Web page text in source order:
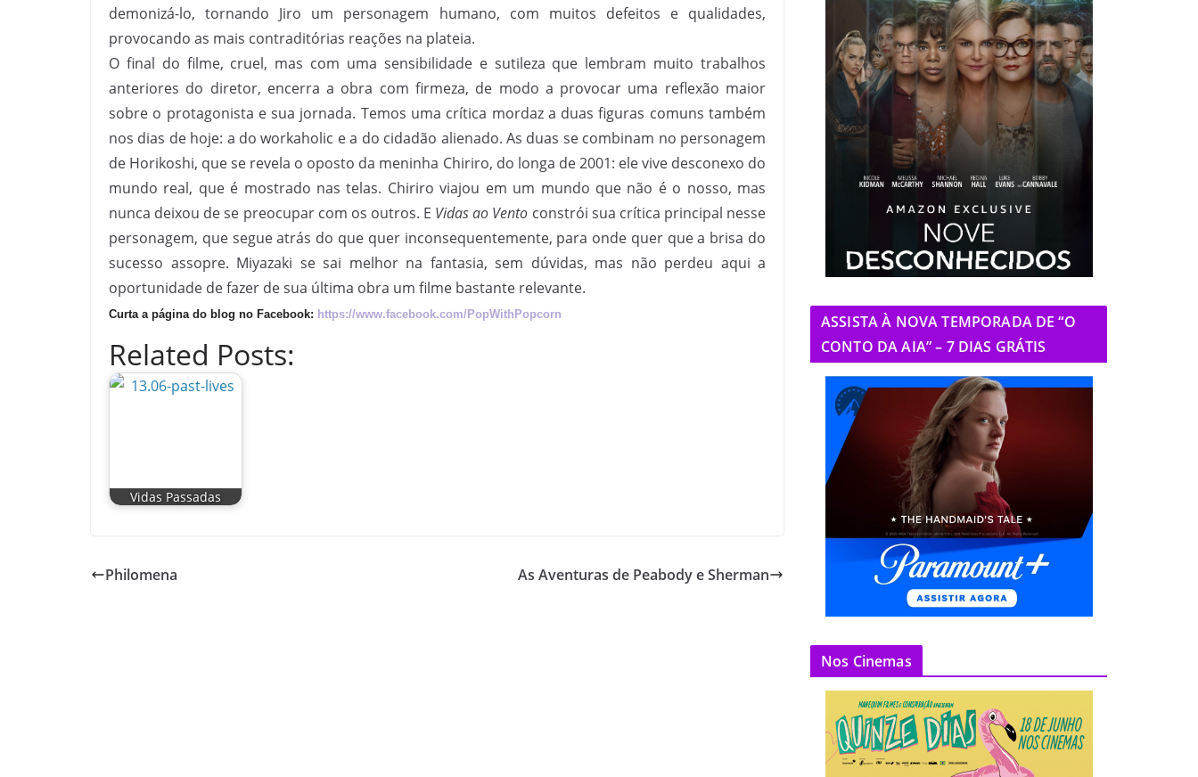
demonizá-lo, tornando Jiro um personagem humano, com muitos defeitos e qualidades,
provocando as mais contraditórias reações na plateia.
O final do filme, cruel, mas com uma sensibilidade e sutileza que lembram muito trabalhos
anteriores do diretor, encerra a obra com firmeza, de modo a provocar uma reflexão maior
sobre o protagonista e sua jornada. Temos uma crítica mordaz a duas figuras comuns também
nos dias de hoje: a do workaholic e a do cidadão alienado. As duas se combinam no personagem
de Horikoshi, que se revela o oposto da meninha Chiriro, do longa de 2001: ele vive desconexo do
mundo real, que é mostrado nas telas. Chiriro viajou em um mundo que não é o nosso, mas
nunca deixou de se preocupar com os outros. E Vidas ao Vento constrói sua crítica principal nesse
personagem, que segue atrás do que quer inconsequentemente, para onde quer que a brisa do
sucesso assopre. Miyazaki se sai melhor na fantasia, sem dúvidas, mas não perdeu aqui a
oportunidade de fazer de sua última obra um filme bastante relevante.
Curta a página do blog no Facebook: https://www.facebook.com/PopWithPopcorn
Related Posts:
Vidas Passadas
Philomena As Aventuras de Peabody e Sherman
ASSISTA À NOVA TEMPORADA DE “O
CONTO DA AIA” – 7 DIAS GRÁTIS
Nos Cinemas